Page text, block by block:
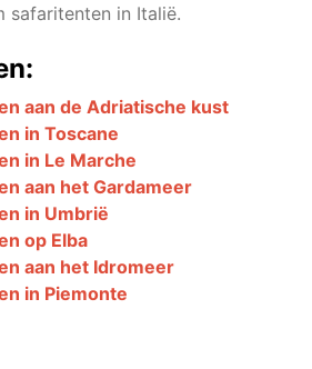
safaritenten in Italië.
aan de Adriatische kust
in Toscane
in Le Marche
aan het Gardameer
in Umbrië
op Elba
aan het Idromeer
in Piemonte